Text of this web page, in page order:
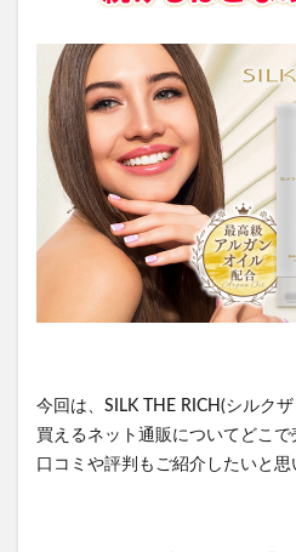
今回は、SILK THE RICH(シルク
買えるネット通販についてどこで
口コミや評判もご紹介したいと思